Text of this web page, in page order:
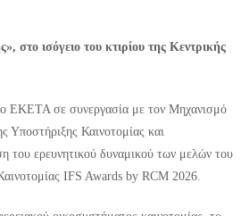
στο ισόγειο του κτιρίου της Κεντρικής
ΕΚΕΤΑ σε συνεργασία με τον Μηχανισμό
Υποστήριξης Καινοτομίας και
του ερευνητικού δυναμικού των μελών του
IFS Awards by RCM 2026.